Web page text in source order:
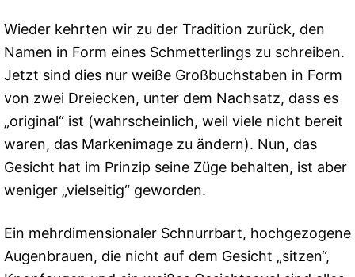
Wieder kehrten wir zu der Tradition zurück, den
Namen in Form eines Schmetterlings zu schreiben.
Jetzt sind dies nur weiße Großbuchstaben in Form
von zwei Dreiecken, unter dem Nachsatz, dass es
„original“ ist (wahrscheinlich, weil viele nicht bereit
waren, das Markenimage zu ändern). Nun, das
Gesicht hat im Prinzip seine Züge behalten, ist aber
weniger „vielseitig“ geworden.
Ein mehrdimensionaler Schnurrbart, hochgezogene
Augenbrauen, die nicht auf dem Gesicht „sitzen“,